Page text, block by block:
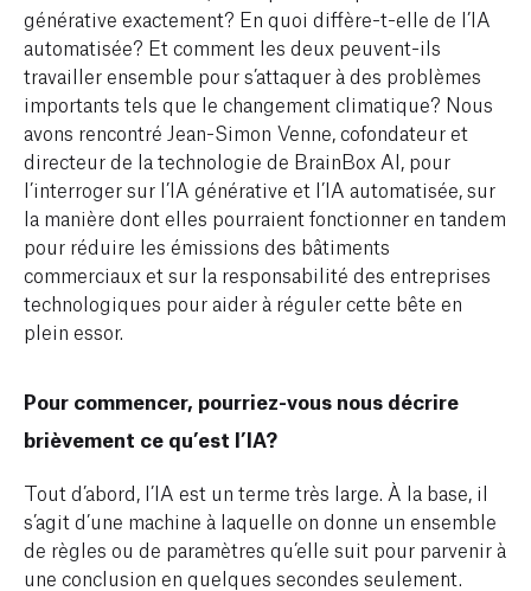
générative exactement? En quoi diffère-t-elle de l’IA
automatisée? Et comment les deux peuvent-ils
travailler ensemble pour s’attaquer à des problèmes
importants tels que le changement climatique? Nous
avons rencontré Jean-Simon Venne, cofondateur et
directeur de la technologie de BrainBox AI, pour
l’interroger sur l’IA générative et l’IA automatisée, sur
la manière dont elles pourraient fonctionner en tandem
pour réduire les émissions des bâtiments
commerciaux et sur la responsabilité des entreprises
technologiques pour aider à réguler cette bête en
plein essor.
Pour commencer, pourriez-vous nous décrire
brièvement ce qu’est l’IA?
Tout d’abord, l’IA est un terme très large. À la base, il
s’agit d’une machine à laquelle on donne un ensemble
de règles ou de paramètres qu’elle suit pour parvenir à
une conclusion en quelques secondes seulement.